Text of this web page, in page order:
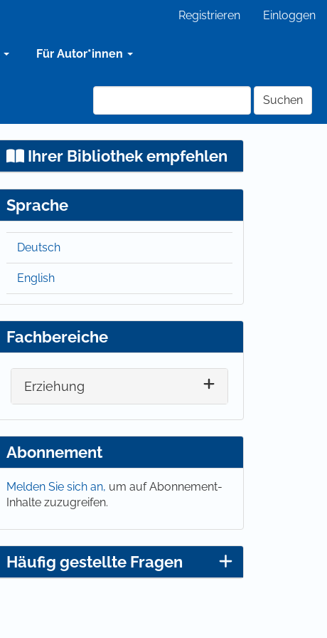
Registrieren Einloggen
Für Autor*innen
Suchen
Ihrer Bibliothek empfehlen
Sprache
Deutsch
English
Fachbereiche
Erziehung
Abonnement
Melden Sie sich an, um auf Abonnement-
Inhalte zuzugreifen.
Häufig gestellte Fragen